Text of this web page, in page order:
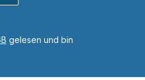
gelesen und bin